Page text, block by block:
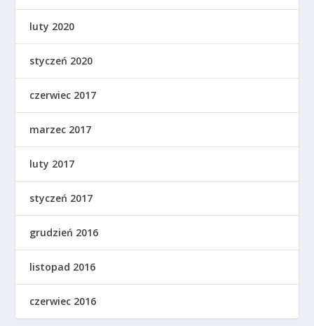
luty 2020
styczeń 2020
czerwiec 2017
marzec 2017
luty 2017
styczeń 2017
grudzień 2016
listopad 2016
czerwiec 2016